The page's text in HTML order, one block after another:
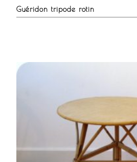
Guéridon tripode rotin